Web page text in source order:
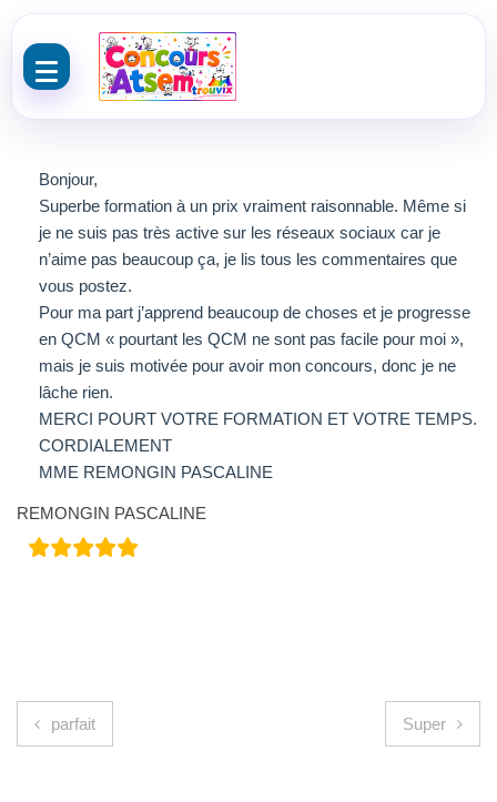
Bonjour,
Superbe formation à un prix vraiment raisonnable. Même si
je ne suis pas très active sur les réseaux sociaux car je
n’aime pas beaucoup ça, je lis tous les commentaires que
vous postez.
Pour ma part j’apprend beaucoup de choses et je progresse
en QCM « pourtant les QCM ne sont pas facile pour moi »,
mais je suis motivée pour avoir mon concours, donc je ne
lâche rien.
MERCI POURT VOTRE FORMATION ET VOTRE TEMPS.
CORDIALEMENT
MME REMONGIN PASCALINE
REMONGIN PASCALINE
Navigation de l’article
parfait Super